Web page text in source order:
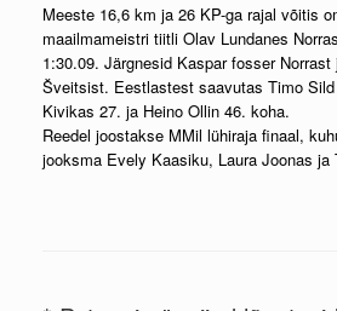
Meeste 16,6 km ja 26 KP-ga rajal võitis
maailmameistri tiitli Olav Lundanes
1:30.09. Järgnesid Kaspar fosser Norrast
Šveitsist. Eestlastest saavutas Timo
Kivikas 27. ja Heino Ollin 46. koha.
Reedel joostakse MMil lühiraja finaal,
jooksma Evely Kaasiku, Laura Joonas ja